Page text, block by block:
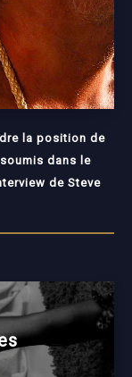
la position de
soumis dans le
de Steve